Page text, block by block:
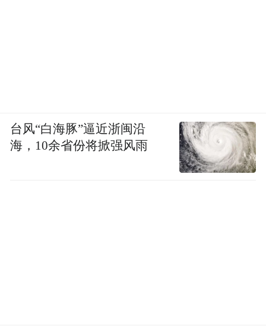
台风“白海豚”逼近浙闽沿
海，10余省份将掀强风雨